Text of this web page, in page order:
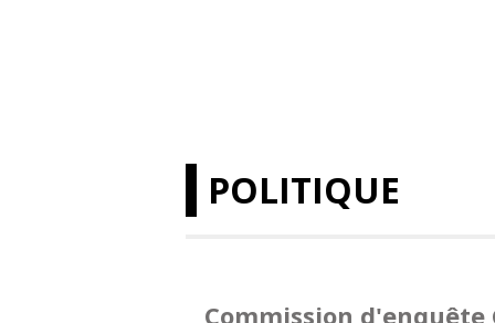
POLITIQUE
Commission d'enquête